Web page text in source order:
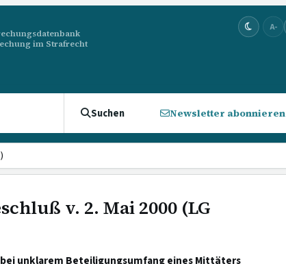
im Strafrecht
A-
Suchen Newsletter abonnieren
v. 2. Mai 2000 (LG
unklarem Beteiligungsumfang eines Mittäters